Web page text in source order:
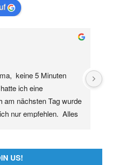
keine 5 Minuten
ich eine
am nächsten Tag wurde
nur empfehlen.  Alles
Hilfe
US!